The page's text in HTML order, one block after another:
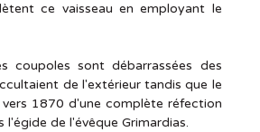
ce vaisseau en employant le
coupoles sont débarrassées des
de l'extérieur tandis que le
1870 d'une complète réfection
l'égide de l'évêque Grimardias.